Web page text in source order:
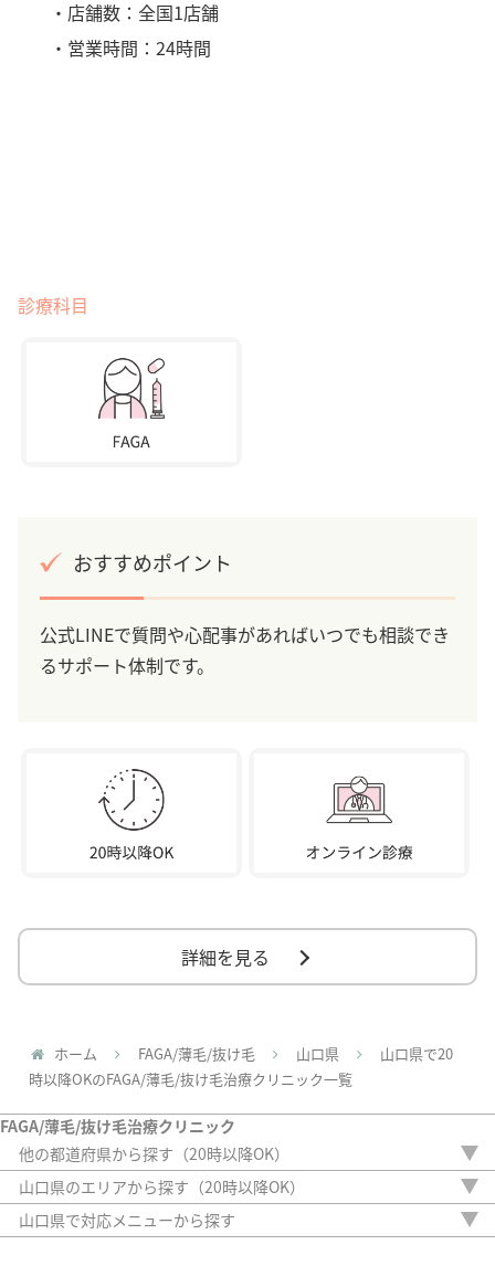
・店舗数：全国1店舗
・営業時間：24時間
診療科目
おすすめポイント
公式LINEで質問や心配事があればいつでも相談でき
るサポート体制です。
詳細を見る
ホーム FAGA/薄毛/抜け毛 山口県
山口県で20
時以降OKのFAGA/薄毛/抜け毛治療クリニック一覧
FAGA/薄毛/抜け毛治療クリニック
他の都道府県から探す（20時以降OK）
北海道
青森県
岩手県
山口県のエリアから探す（20時以降OK）
周南市
山口県で対応メニューから探す